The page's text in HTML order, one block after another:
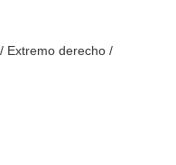
Extremo derecho /